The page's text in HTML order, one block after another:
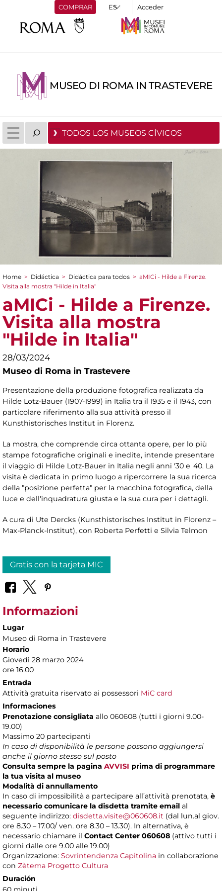
COMPRAR Acceder
MUSEO DI ROMA IN TRASTEVERE
TODOS LOS MUSEOS CÍVICOS
You are here
Home > Didáctica > Didáctica para todos > aMICi - Hilde a Firenze.
Visita alla mostra "Hilde in Italia"
aMICi - Hilde a Firenze.
Visita alla mostra
"Hilde in Italia"
28/03/2024
Museo di Roma in Trastevere
Presentazione della produzione fotografica realizzata da
Hilde Lotz-Bauer (1907-1999) in Italia tra il 1935 e il 1943, con
particolare riferimento alla sua attività presso il
Kunsthistorisches Institut in Florenz.
La mostra, che comprende circa ottanta opere, per lo più
stampe fotografiche originali e inedite, intende presentare
il viaggio di Hilde Lotz-Bauer in Italia negli anni '30 e '40. La
visita è dedicata in primo luogo a ripercorrere la sua ricerca
della "posizione perfetta" per la macchina fotografica, della
luce e dell'inquadratura giusta e la sua cura per i dettagli.
A cura di Ute Dercks (Kunsthistorisches Institut in Florenz –
Max-Planck-Institut), con Roberta Perfetti e Silvia Telmon
Gratis con la tarjeta MIC
Informazioni
Lugar
Museo di Roma in Trastevere
Horario
Giovedì 28 marzo 2024
ore 16.00
Entrada
Attività gratuita riservato ai possessori MiC card
Informaciones
Prenotazione consigliata allo 060608 (tutti i giorni 9.00-
19.00)
Massimo 20 partecipanti
In caso di disponibilità le persone possono aggiungersi
anche il giorno stesso sul posto
Consulta sempre la pagina AVVISI prima di programmare
la tua visita al museo
Modalità di annullamento
In caso di impossibilità a partecipare all’attività prenotata, è
necessario comunicare la disdetta tramite email al
seguente indirizzo: disdetta.visite@060608.it (dal lun.al giov.
ore 8.30 – 17.00/ ven. ore 8.30 – 13.30). In alternativa, è
necessario chiamare il Contact Center 060608 (attivo tutti i
giorni dalle ore 9.00 alle 19.00)
Organizzazione: Sovrintendenza Capitolina in collaborazione
con Zètema Progetto Cultura
Duración